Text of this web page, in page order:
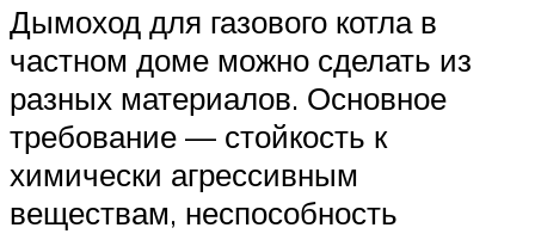
Дымоход для газового котла в
частном доме можно сделать из
разных материалов. Основное
требование — стойкость к
химически агрессивным
веществам, неспособность